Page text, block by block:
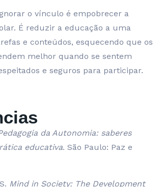
o vínculo é empobrecer a
É reduzir a educação a uma
e conteúdos, esquecendo que os
melhor quando se sentem
e seguros para participar.
da Autonomia: saberes
educativa. São Paulo: Paz e
Mind in Society: The Development